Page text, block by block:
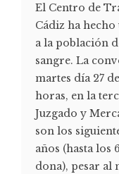
El Centro de
Cádiz ha
a la población
sangre. La
martes día 27
horas, en la
Juzgado y
son los
años (hasta los
dona), pesar al